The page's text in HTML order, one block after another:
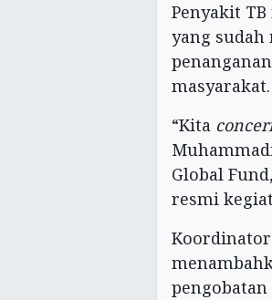
Penyakit
yang sudah
masyarakat.
“Kita
Global
resmi
Koordinator